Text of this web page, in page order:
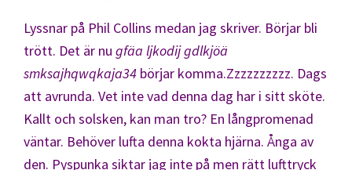
Lyssnar på Phil Collins medan jag skriver. Börjar bli
trött. Det är nu gfäa ljkodij gdlkjöä
smksajhqwqkaja34 börjar komma.Zzzzzzzzzz. Dags
att avrunda. Vet inte vad denna dag har i sitt sköte.
Kallt och solsken, kan man tro? En långpromenad
väntar. Behöver lufta denna kokta hjärna. Ånga av
den. Pyspunka siktar jag inte på men rätt lufttryck